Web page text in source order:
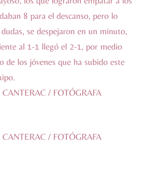
8 para el descanso, pero lo
se despejaron en un minuto,
al 1-1 llegó el 2-1, por medio
de los jóvenes que ha subido este